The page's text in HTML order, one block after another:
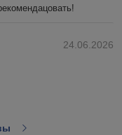
24.06.2026